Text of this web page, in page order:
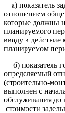
а) показатель
отношением
которые должны
планируемого
вводу в
планируемом
б) показатель
определяемый
(строительно-
выполнен с
обслуживания до
стоимости